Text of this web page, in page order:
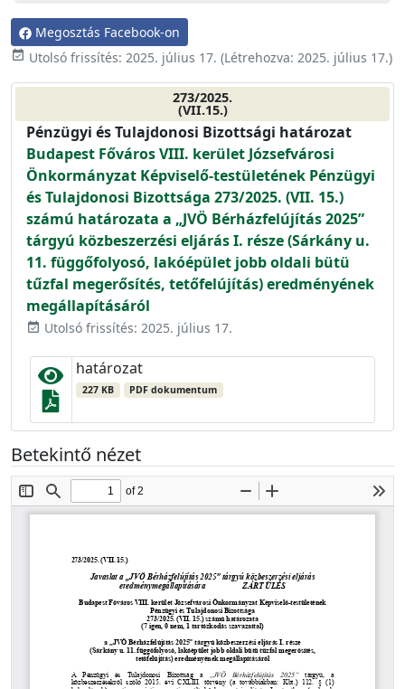
Megosztás Facebook-on
event_available Utolsó frissítés: 2025. július 17. (Létrehozva: 2025. július 17.)
273/2025.
(VII.15.)
Pénzügyi és Tulajdonosi Bizottsági határozat
Budapest Főváros VIII. kerület Józsefvárosi
Önkormányzat Képviselő-testületének Pénzügyi
és Tulajdonosi Bizottsága 273/2025. (VII. 15.)
számú határozata a „JVÖ Bérházfelújítás 2025”
tárgyú közbeszerzési eljárás I. része (Sárkány u.
11. függőfolyosó, lakóépület jobb oldali bütü
tűzfal megerősítés, tetőfelújítás) eredményének
megállapításáról
event_available Utolsó frissítés: 2025. július 17.
határozat
227 KB PDF dokumentum
Betekintő nézet